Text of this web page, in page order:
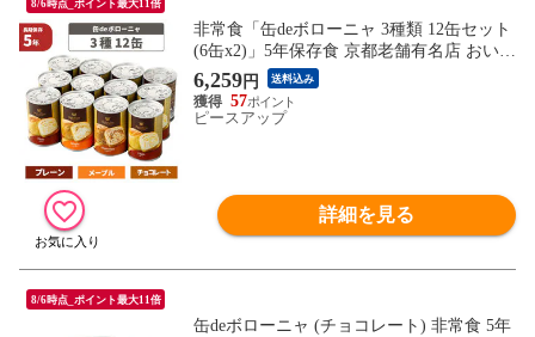
8/6時点_ポイント最大11倍
非常食「缶deボローニャ 3種類 12缶セット
(6缶x2)」5年保存食 京都老舗有名店 おいし
い デニッシュパン缶詰（缶deボローニア
美味しい防災食 災害備蓄用缶詰パン 保存
パン 缶入りパン 非常食セット 保存食セッ
6,259円 送料込み
57
ピースアップ
詳細を見る
8/6時点_ポイント最大11倍
缶deボローニャ (チョコレート) 非常食 5年